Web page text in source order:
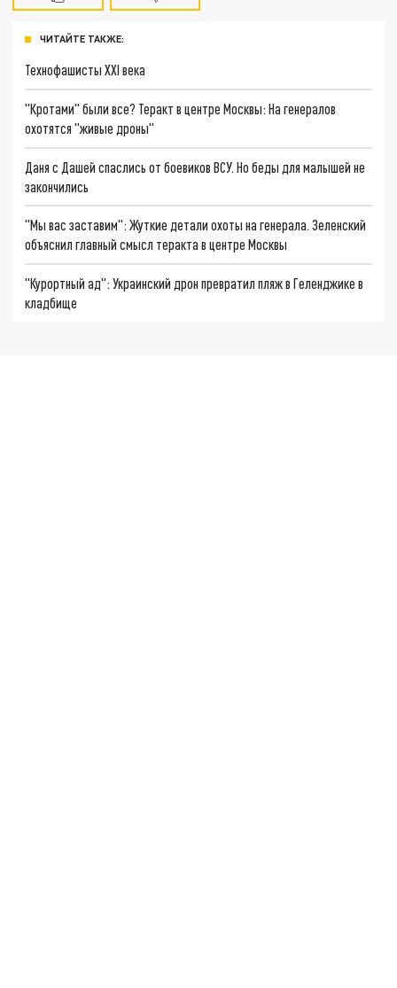
ЧИТАЙТЕ ТАКЖЕ:
Технофашисты XXI века
"Кротами" были все? Теракт в центре Москвы: На генералов
охотятся "живые дроны"
Даня с Дашей спаслись от боевиков ВСУ. Но беды для малышей не
закончились
"Мы вас заставим": Жуткие детали охоты на генерала. Зеленский
объяснил главный смысл теракта в центре Москвы
"Курортный ад": Украинский дрон превратил пляж в Геленджике в
кладбище